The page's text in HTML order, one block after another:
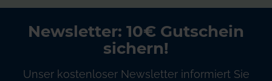
Newsletter: 10€ Gutschein
sichern!
Unser kostenloser Newsletter informiert Sie